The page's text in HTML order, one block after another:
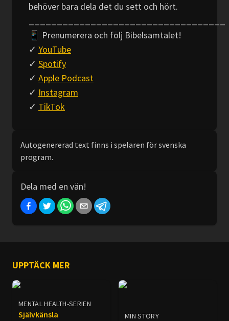
behöver bara dela det du sett och hört.
📱 Prenumerera och följ Bibelsamtalet!
✓ YouTube
✓ Spotify
✓ Apple Podcast
✓ Instagram
✓ TikTok
Autogenererad text finns i spelaren för svenska
program.
Dela med en vän!
UPPTÄCK MER
MENTAL HEALTH-SERIEN
Självkänsla MIN STORY